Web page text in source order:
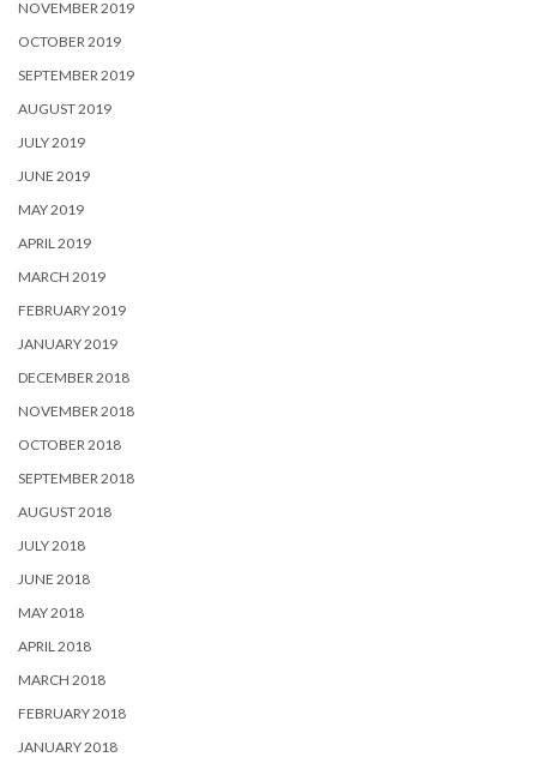
NOVEMBER 2019
OCTOBER 2019
SEPTEMBER 2019
AUGUST 2019
JULY 2019
JUNE 2019
MAY 2019
APRIL 2019
MARCH 2019
FEBRUARY 2019
JANUARY 2019
DECEMBER 2018
NOVEMBER 2018
OCTOBER 2018
SEPTEMBER 2018
AUGUST 2018
JULY 2018
JUNE 2018
MAY 2018
APRIL 2018
MARCH 2018
FEBRUARY 2018
JANUARY 2018